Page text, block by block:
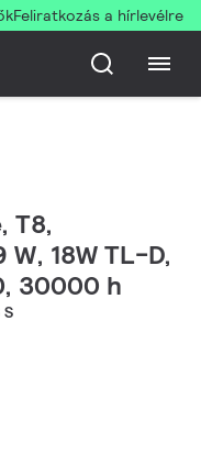
Feliratkozás a hírlevélre
T8,
18W TL-D,
30000 h